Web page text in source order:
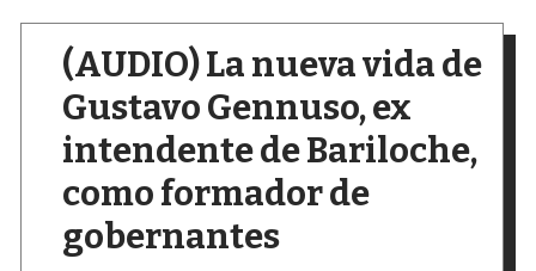
(AUDIO) La nueva vida de
Gustavo Gennuso, ex
intendente de Bariloche,
como formador de
gobernantes